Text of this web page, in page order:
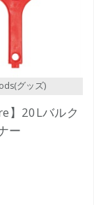
多い順
価が高い順
グッズ)
】20Lバルク
ー